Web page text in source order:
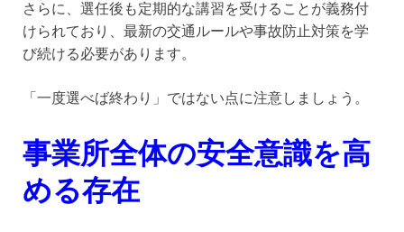
さらに、選任後も定期的な講習を受けることが義務付
けられており、最新の交通ルールや事故防止対策を学
び続ける必要があります。
「一度選べば終わり」ではない点に注意しましょう。
事業所全体の安全意識を高
める存在